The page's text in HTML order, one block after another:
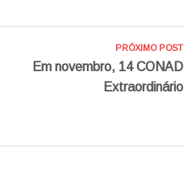
PRÓXIMO POST
Em novembro, 14 CONAD
Extraordinário